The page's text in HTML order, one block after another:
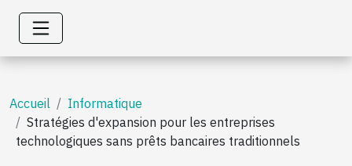
Accueil
Informatique
Stratégies d'expansion pour les entreprises
technologiques sans prêts bancaires traditionnels